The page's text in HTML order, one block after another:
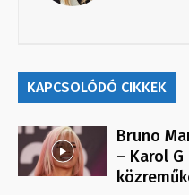
KAPCSOLÓDÓ CIKKEK
Bruno
– Karol